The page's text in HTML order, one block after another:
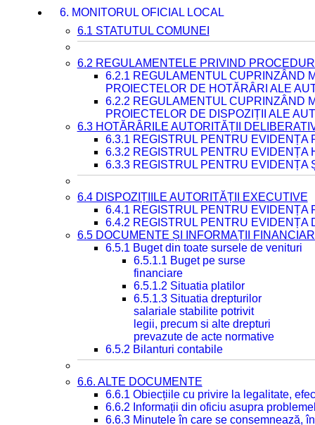
6. MONITORUL OFICIAL LOCAL
6.1 STATUTUL COMUNEI
6.2 REGULAMENTELE PRIVIND
6.2.1 REGULAMENTUL CUPRINZÂND
PROIECTELOR DE HOTĂRÂRI ALE
6.2.2 REGULAMENTUL CUPRINZÂND
PROIECTELOR DE DISPOZIȚII ALE
6.3 HOTĂRÂRILE AUTORITĂȚII
6.3.1 REGISTRUL PENTRU EVIDENȚA
6.3.2 REGISTRUL PENTRU EVIDENȚA
6.3.3 REGISTRUL PENTRU EVIDENȚA
6.4 DISPOZIȚIILE AUTORITĂȚII EXECUTIVE
6.4.1 REGISTRUL PENTRU EVIDENȚA
6.4.2 REGISTRUL PENTRU EVIDENȚA
6.5 DOCUMENTE ȘI INFORMAȚII
6.5.1 Buget din toate sursele de venituri
6.5.1.1 Buget pe surse
financiare
6.5.1.2 Situatia platilor
6.5.1.3 Situatia drepturilor
salariale stabilite potrivit
legii, precum si alte drepturi
prevazute de acte normative
6.5.2 Bilanturi contabile
6.6. ALTE DOCUMENTE
6.6.1 Obiecțiile cu privire la legalitate,
6.6.2 Informații din oficiu asupra
6.6.3 Minutele în care se consemnează,